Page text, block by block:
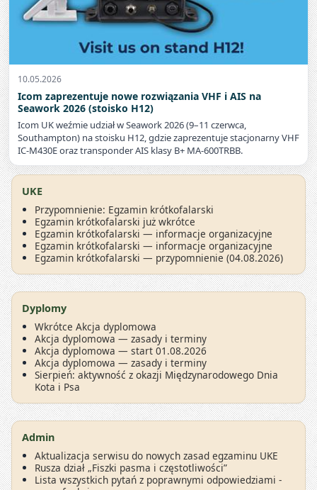
10.05.2026
Icom zaprezentuje nowe rozwiązania VHF i AIS na
Seawork 2026 (stoisko H12)
Icom UK weźmie udział w Seawork 2026 (9–11 czerwca,
Southampton) na stoisku H12, gdzie zaprezentuje stacjonarny VHF
IC‑M430E oraz transponder AIS klasy B+ MA‑600TRBB.
UKE
Przypomnienie: Egzamin krótkofalarski
Egzamin krótkofalarski już wkrótce
Egzamin krótkofalarski — informacje organizacyjne
Egzamin krótkofalarski — informacje organizacyjne
Egzamin krótkofalarski — przypomnienie (04.08.2026)
Dyplomy
Wkrótce Akcja dyplomowa
Akcja dyplomowa — zasady i terminy
Akcja dyplomowa — start 01.08.2026
Akcja dyplomowa — zasady i terminy
Sierpień: aktywność z okazji Międzynarodowego Dnia
Kota i Psa
Admin
Aktualizacja serwisu do nowych zasad egzaminu UKE
Rusza dział „Fiszki pasma i częstotliwości”
Lista wszystkich pytań z poprawnymi odpowiedziami -